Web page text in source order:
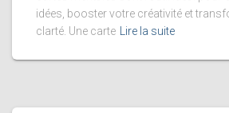
idées, booster votre créativité et
clarté. Une carte
Lire la suite